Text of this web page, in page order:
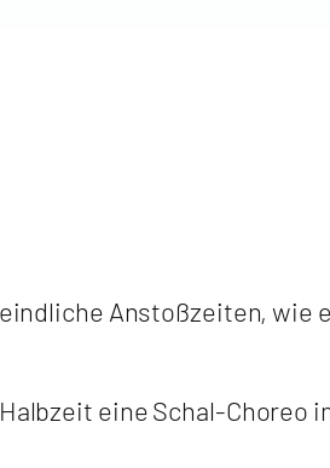
Anstoßzeiten, wie
eine Schal-Choreo